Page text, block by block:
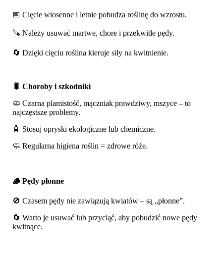
📅 Cięcie wiosenne i letnie pobudza roślinę do wzrostu.
🪚 Należy usuwać martwe, chore i przekwitłe pędy.
🔄 Dzięki cięciu roślina kieruje siły na kwitnienie.
🐛 Choroby i szkodniki
🦠 Czarna plamistość, mączniak prawdziwy, mszyce – to
najczęstsze problemy.
🧴 Stosuj opryski ekologiczne lub chemiczne.
🧼 Regularna higiena roślin = zdrowe róże.
🪵 Pędy płonne
🚫 Czasem pędy nie zawiązują kwiatów – są „płonne”.
🔄 Warto je usuwać lub przyciąć, aby pobudzić nowe pędy
kwitnące.